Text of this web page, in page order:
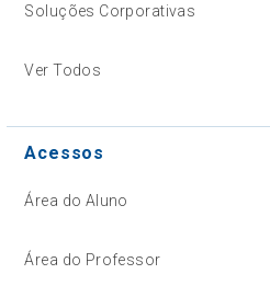
Soluções Corporativas
Ver Todos
Acessos
Área do Aluno
Área do Professor